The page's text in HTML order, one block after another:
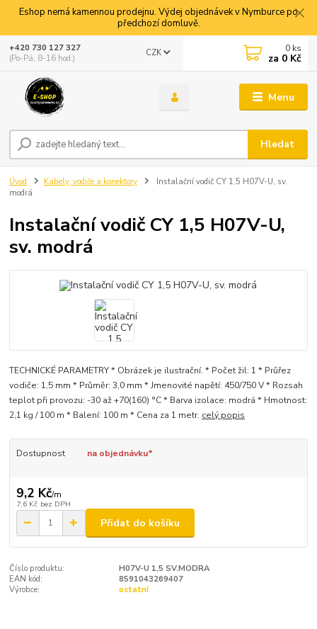
Eshop nemá kamennou prodejnu. Výdej objednávek v Nymburce po
předchozí domluvě.
Menu
CZK
Hledat
+420 730 127 327
(Po-Pá, 8-16 hod.)
0 ks
za 0 Kč
Úvod Kabely, vodiče a konektory
Instalační vodič CY 1,5 H07V-U, sv.
modrá
Instalační vodič CY 1,5 H07V-U,
sv. modrá
TECHNICKÉ PARAMETRY * Obrázek je ilustrační. * Počet žil: 1 * Průřez
vodiče: 1,5 mm * Průměr: 3,0 mm * Jmenovité napětí: 450/750 V * Rozsah
teplot při provozu: -30 až +70(160) °C * Barva izolace: modrá * Hmotnost:
2,1 kg / 100 m * Balení: 100 m * Cena za 1 metr. celý popis
Dostupnost na objednávku*
9,2 Kč/m
7,6 Kč bez DPH
Přidat do košíku
Číslo produktu:
H07V-U 1,5 SV.MODRA
EAN kód:
8591043269407
Výrobce:
ostatní